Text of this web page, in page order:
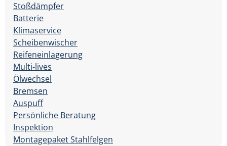
Stoßdämpfer
Batterie
Klimaservice
Scheibenwischer
Reifeneinlagerung
Multi-lives
Ölwechsel
Bremsen
Auspuff
Persönliche Beratung
Inspektion
Montagepaket Stahlfelgen